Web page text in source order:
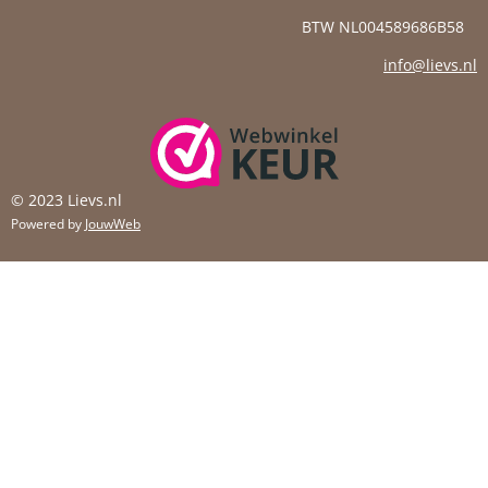
BTW NL004589686B58
info@lievs.nl
© 2023 Lievs.nl
Powered by JouwWeb